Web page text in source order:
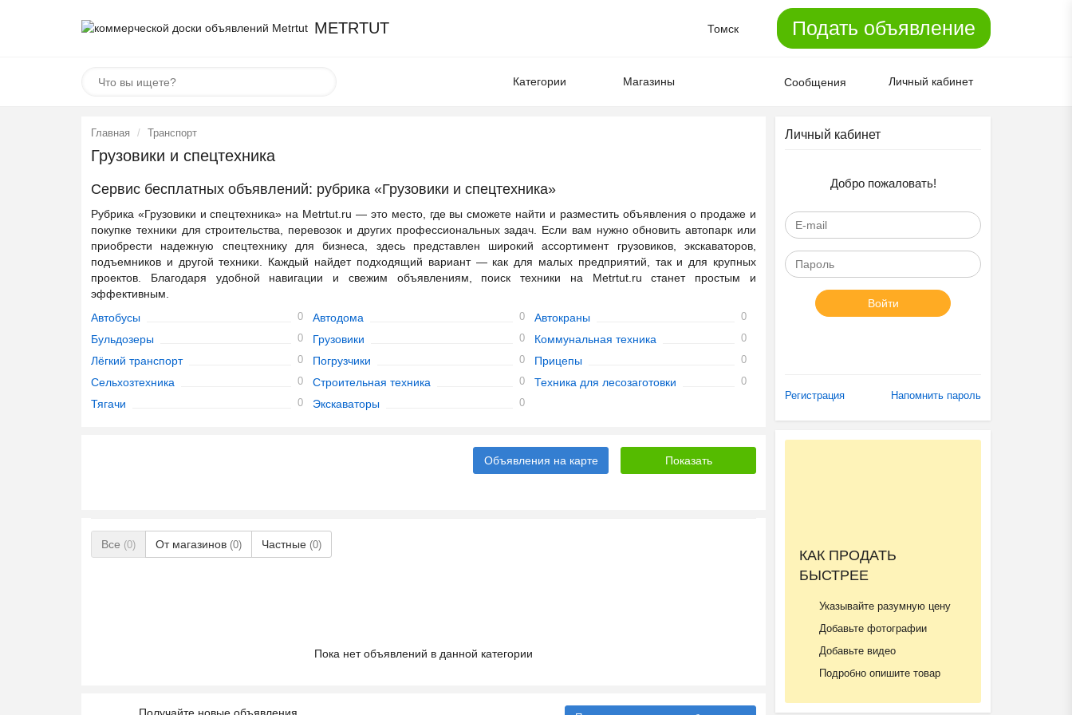
METRTUT Томск Подать объявление
Категории Магазины Сообщения Личный кабинет
Главная Транспорт
Грузовики и спецтехника
Сервис бесплатных объявлений: рубрика «Грузовики и спецтехника»
Рубрика «Грузовики и спецтехника» на Metrtut.ru — это место, где вы сможете найти и разместить объявления о продаже и
покупке техники для строительства, перевозок и других профессиональных задач. Если вам нужно обновить автопарк или
приобрести надежную спецтехнику для бизнеса, здесь представлен широкий ассортимент грузовиков, экскаваторов,
подъемников и другой техники. Каждый найдет подходящий вариант — как для малых предприятий, так и для крупных
проектов. Благодаря удобной навигации и свежим объявлениям, поиск техники на Metrtut.ru станет простым и
эффективным.
Автобусы
0 Автодома 0 Автокраны 0
Бульдозеры 0 Грузовики 0 Коммунальная техника 0
Лёгкий транспорт 0 Погрузчики 0 Прицепы 0
Сельхозтехника 0 Строительная техника 0 Техника для лесозаготовки 0
Тягачи 0 Экскаваторы 0
Объявления на карте
Все (0) От магазинов (0) Частные (0)
Пока нет объявлений в данной категории
Личный кабинет
Добро пожаловать!
Войти
Регистрация Напомнить пароль
КАК ПРОДАТЬ
БЫСТРЕЕ
Указывайте разумную цену
Добавьте фотографии
Добавьте видео
Подробно опишите товар